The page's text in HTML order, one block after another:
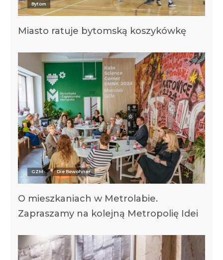
Bytom
Miasto ratuje bytomską koszykówkę
GZM Die Bewohner
O mieszkaniach w Metrolabie.
Zapraszamy na kolejną Metropolię Idei